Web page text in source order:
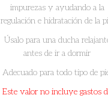
impurezas y ayudando a la
regulación e hidratación de la
Úsalo para una ducha
antes de ir a dormir
Adecuado para todo tipo de
Este valor no incluye gastos